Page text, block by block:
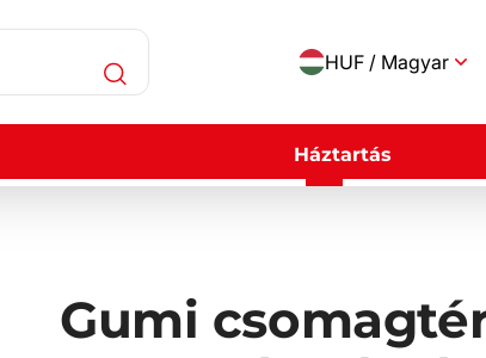
HUF / Magyar
Háztartás
Gumi